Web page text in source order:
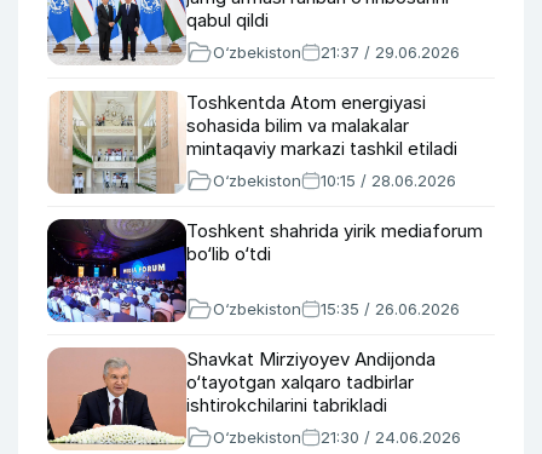
qabul qildi
O‘zbekiston 21:37 / 29.06.2026
Toshkentda Atom energiyasi
sohasida bilim va malakalar
mintaqaviy markazi tashkil etiladi
O‘zbekiston 10:15 / 28.06.2026
Toshkent shahrida yirik mediaforum
bo‘lib o‘tdi
O‘zbekiston 15:35 / 26.06.2026
Shavkat Mirziyoyev Andijonda
o‘tayotgan xalqaro tadbirlar
ishtirokchilarini tabrikladi
O‘zbekiston 21:30 / 24.06.2026